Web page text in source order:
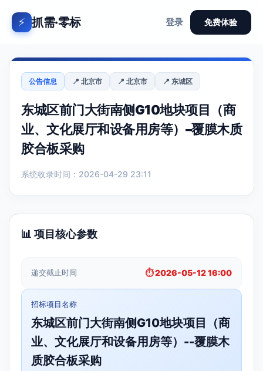
⚡ 抓需·零标 登录 免费体验
公告信息 📍 北京市 📍 北京市 📍 东城区
东城区前门大街南侧G10地块项目（商
业、文化展厅和设备用房等）–覆膜木质
胶合板采购
系统收录时间：2026-04-29 23:11
📊 项目核心参数
递交截止时间 ⏱️ 2026-05-12 16:00
招标项目名称
东城区前门大街南侧G10地块项目（商
业、文化展厅和设备用房等）--覆膜木
质胶合板采购